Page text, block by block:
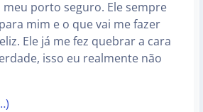
meu porto seguro. Ele sempre
mim e o que vai me fazer
Ele já me fez quebrar a cara
isso eu realmente não